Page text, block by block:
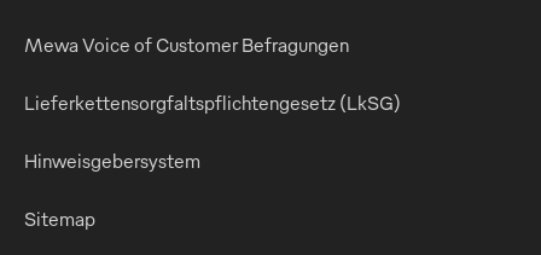
Mewa Voice of Customer Befragungen
Lieferkettensorgfaltspflichtengesetz (LkSG)
Hinweisgebersystem
Sitemap